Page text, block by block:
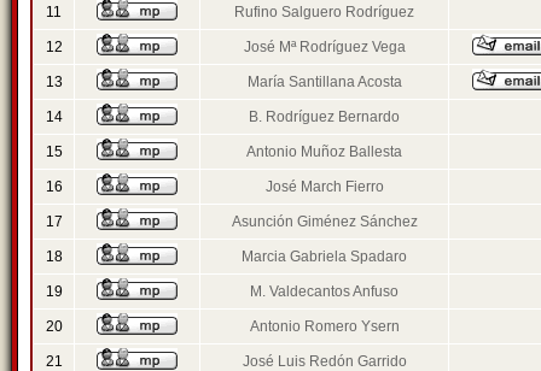
11 Rufino Salguero Rodríguez
12 José Mª Rodríguez Vega
13 María Santillana Acosta
14 B. Rodríguez Bernardo
15 Antonio Muñoz Ballesta
16 José March Fierro
17 Asunción Giménez Sánchez
18 Marcia Gabriela Spadaro
19 M. Valdecantos Anfuso
20 Antonio Romero Ysern
21 José Luis Redón Garrido